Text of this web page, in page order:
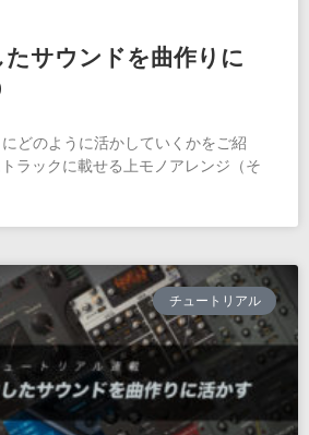
サウンドを曲作りに
どのように活かしていくかをご紹
ラックに載せる上モノアレンジ（そ
チュートリアル